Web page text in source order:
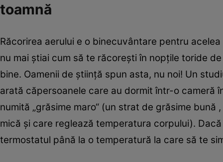
toamnă
Răcorirea aerului e o binecuvântare pentru
nu mai ştiai cum să te răcoreşti în nopţile toride
bine. Oamenii de ştiinţă spun asta, nu noi! Un
arată căpersoanele care au dormit într-o cameră
numită „grăsime maro“ (un strat de grăsime
mică şi care reglează temperatura corpului).
termostatul până la o temperatură la care să te